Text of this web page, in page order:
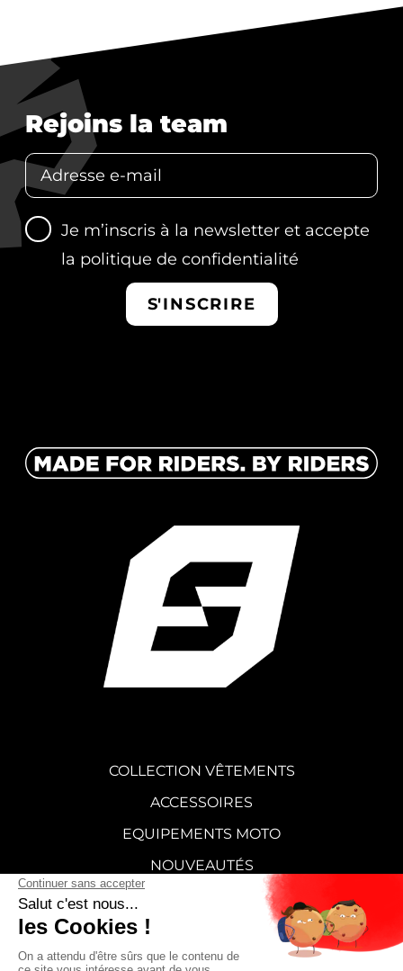
Rejoins la team
Je m’inscris à la newsletter et accepte
la politique de confidentialité
S'INSCRIRE
COLLECTION VÊTEMENTS
ACCESSOIRES
EQUIPEMENTS MOTO
NOUVEAUTÉS
CARTE CADEAU
SUPERMOT